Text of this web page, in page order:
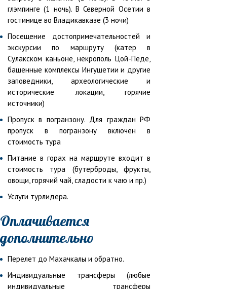
глэмпинге (1 ночь). В Северной Осетии в
гостинице во Владикавказе (3 ночи)
Посещение достопримечательностей и
экскурсии по маршруту (катер в
Сулакском каньоне, некрополь Цой-Педе,
башенные комплексы Ингушетии и другие
заповедники, археологические и
исторические локации, горячие
источники)
Пропуск в погранзону. Для граждан РФ
пропуск в погранзону включен в
стоимость тура
Питание в горах на маршруте входит в
стоимость тура (бутерброды, фрукты,
овощи, горячий чай, сладости к чаю и пр.)
Услуги турлидера.
Оплачивается
дополнительно
Перелет до Махачкалы и обратно.
Индивидуальные трансферы (любые
индивидуальные трансферы